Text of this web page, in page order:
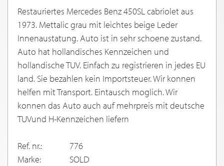
Restauriertes Mercedes Benz 450SL cabriolet aus
1973. Mettalic grau mit leichtes beige Leder
Innenaustatung. Auto ist in sehr schoene zustand.
Auto hat hollandisches Kennzeichen und
hollandische TUV. Einfach zu registrieren in jedes EU
land. Sie bezahlen kein Importsteuer. Wir konnen
helfen mit Transport. Eintausch moglich. Wir
konnen das Auto auch auf mehrpreis mit deutsche
TUVund H-Kennzeichen liefern
Ref. nr.:
776
Marke:
SOLD